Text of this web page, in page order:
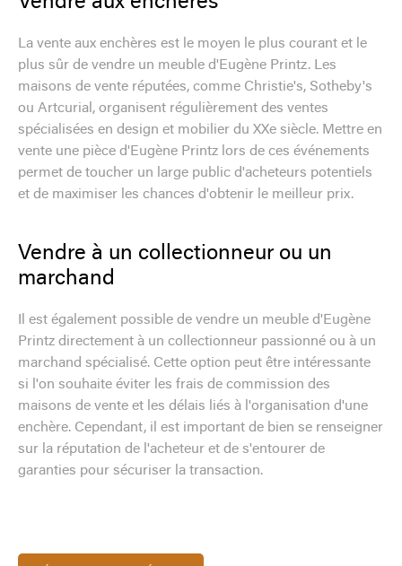
La vente aux enchères est le moyen le plus courant et le
plus sûr de vendre un meuble d'Eugène Printz. Les
maisons de vente réputées, comme Christie's, Sotheby's
ou Artcurial, organisent régulièrement des ventes
spécialisées en design et mobilier du XXe siècle. Mettre en
vente une pièce d'Eugène Printz lors de ces événements
permet de toucher un large public d'acheteurs potentiels
et de maximiser les chances d'obtenir le meilleur prix.
Vendre à un collectionneur ou un
marchand
Il est également possible de vendre un meuble d'Eugène
Printz directement à un collectionneur passionné ou à un
marchand spécialisé. Cette option peut être intéressante
si l'on souhaite éviter les frais de commission des
maisons de vente et les délais liés à l'organisation d'une
enchère. Cependant, il est important de bien se renseigner
sur la réputation de l'acheteur et de s'entourer de
garanties pour sécuriser la transaction.